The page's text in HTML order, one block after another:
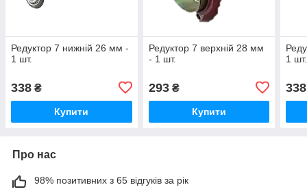
Редуктор 7 нижній 26 мм -
1 шт.
338 ₴
Купити
Редуктор 7 верхній 28 мм
- 1 шт.
293₴
Купити
1 шт.
338
Про нас
98% позитивних з 65 відгуків за рік